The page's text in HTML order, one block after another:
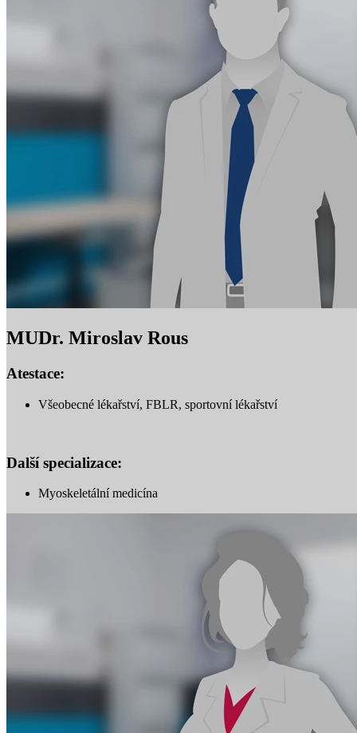
MUDr. Miroslav Rous
Atestace:
Všeobecné lékařství, FBLR, sportovní lékařství
Další specializace:
Myoskeletální medicína